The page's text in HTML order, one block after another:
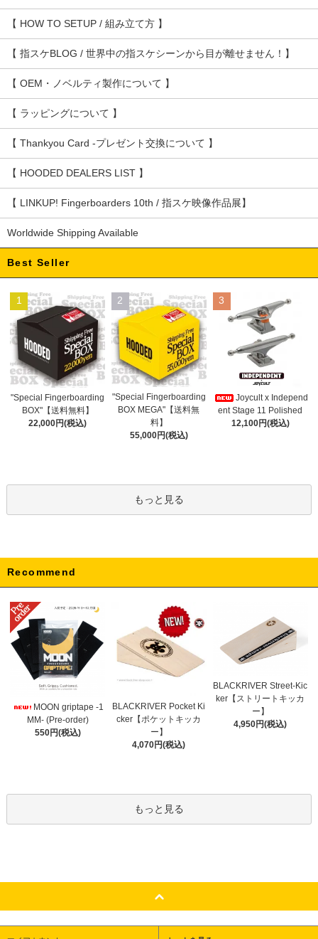
【 HOW TO SETUP / 組み立て方 】
【 指スケBLOG / 世界中の指スケシーンから目が離せません！】
【 OEM・ノベルティ製作について 】
【 ラッピングについて 】
【 Thankyou Card -プレゼント交換について 】
【 HOODED DEALERS LIST 】
【 LINKUP! Fingerboarders 10th / 指スケ映像作品展】
Worldwide Shipping Available
Best Seller
1
"Special Fingerboarding
BOX"【送料無料】
22,000円(税込)
2
"Special Fingerboarding
BOX MEGA"【送料無
料】
55,000円(税込)
3
Joycult x Independ
ent Stage 11 Polished
12,100円(税込)
もっと見る
Recommend
MOON griptape -1
MM- (Pre-order)
550円(税込)
BLACKRIVER Pocket Ki
cker【ポケットキッカ
ー】
4,070円(税込)
BLACKRIVER Street-Kic
ker【ストリートキッカ
ー】
4,950円(税込)
もっと見る